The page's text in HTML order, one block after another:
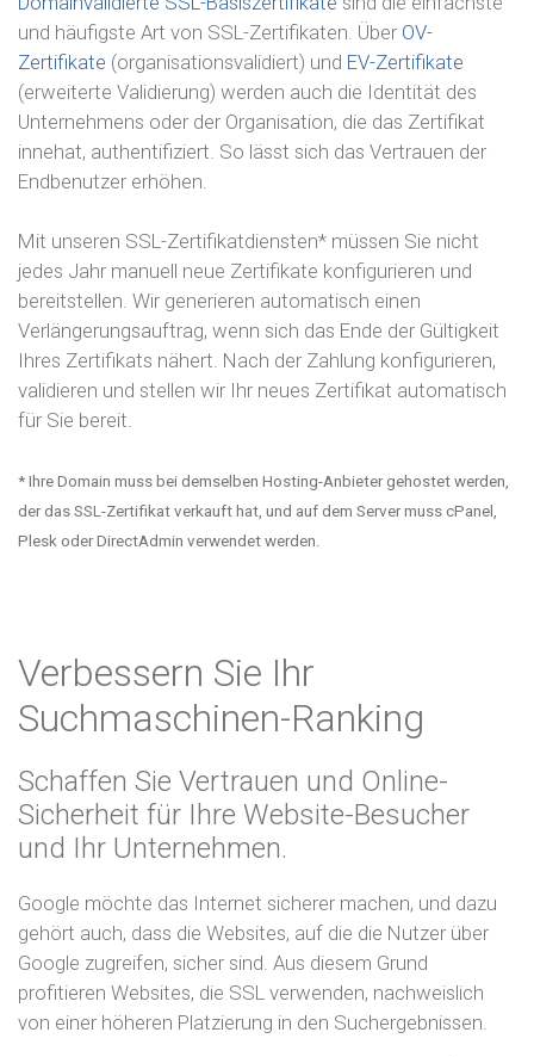
und häufigste Art von SSL-Zertifikaten. Über OV-
Zertifikate (organisationsvalidiert) und EV-Zertifikate
(erweiterte Validierung) werden auch die Identität des
Unternehmens oder der Organisation, die das Zertifikat
innehat, authentifiziert. So lässt sich das Vertrauen der
Endbenutzer erhöhen.
Mit unseren SSL-Zertifikatdiensten* müssen Sie nicht
jedes Jahr manuell neue Zertifikate konfigurieren und
bereitstellen. Wir generieren automatisch einen
Verlängerungsauftrag, wenn sich das Ende der Gültigkeit
Ihres Zertifikats nähert. Nach der Zahlung konfigurieren,
validieren und stellen wir Ihr neues Zertifikat automatisch
für Sie bereit.
* Ihre Domain muss bei demselben Hosting-Anbieter gehostet werden,
der das SSL-Zertifikat verkauft hat, und auf dem Server muss cPanel,
Plesk oder DirectAdmin verwendet werden.
Verbessern Sie Ihr
Suchmaschinen-Ranking
Schaffen Sie Vertrauen und Online-
Sicherheit für Ihre Website-Besucher
und Ihr Unternehmen.
Google möchte das Internet sicherer machen, und dazu
gehört auch, dass die Websites, auf die die Nutzer über
Google zugreifen, sicher sind. Aus diesem Grund
profitieren Websites, die SSL verwenden, nachweislich
von einer höheren Platzierung in den Suchergebnissen.